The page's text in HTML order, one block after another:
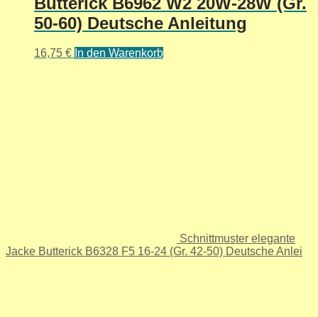
50-60) Deutsche Anleitung
16,75 € In den Warenkorb
Schnittmuster elegante
Jacke Butterick B6328 F5 16-24 (Gr. 42-50) Deutsche Anlei